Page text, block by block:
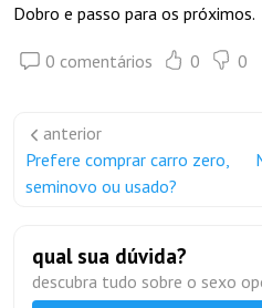
Dobro e passo para os próximos.
0 comentários 0 0
anterior
Prefere comprar carro zero,
seminovo ou usado?
qual sua dúvida?
descubra tudo sobre o sexo